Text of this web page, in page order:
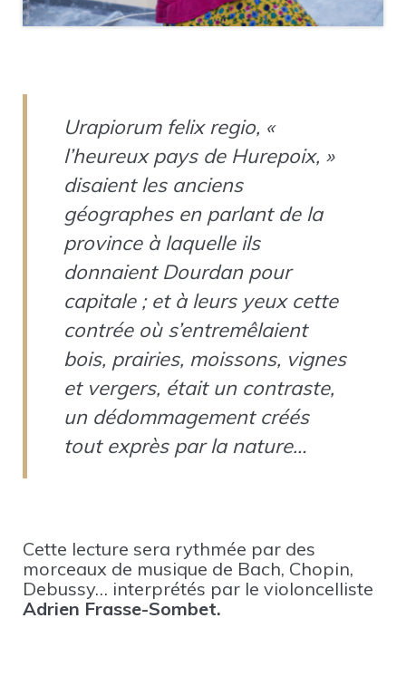
Urapiorum felix regio, «
l’heureux pays de Hurepoix, »
disaient les anciens
géographes en parlant de la
province à laquelle ils
donnaient Dourdan pour
capitale ; et à leurs yeux cette
contrée où s’entremêlaient
bois, prairies, moissons, vignes
et vergers, était un contraste,
un dédommagement créés
tout exprès par la nature…
Cette lecture sera rythmée par des
morceaux de musique de Bach, Chopin,
Debussy… interprétés par le violoncelliste
Adrien Frasse-Sombet.